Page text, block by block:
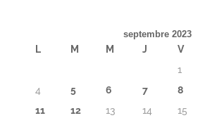
septembre 2023
L M M J V
1
4
5 6 7 8
11
12 13 14 15